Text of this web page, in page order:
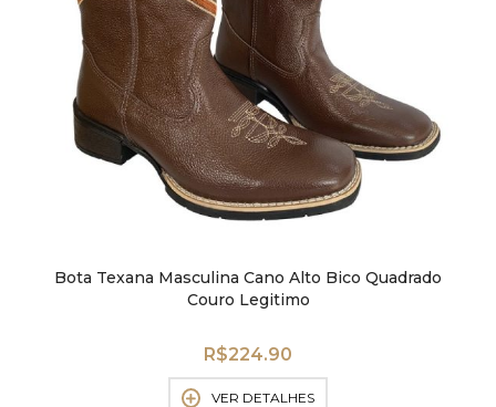
Bota Texana Masculina Cano Alto Bico Quadrado
Couro Legitimo
R$224.90
VER DETALHES